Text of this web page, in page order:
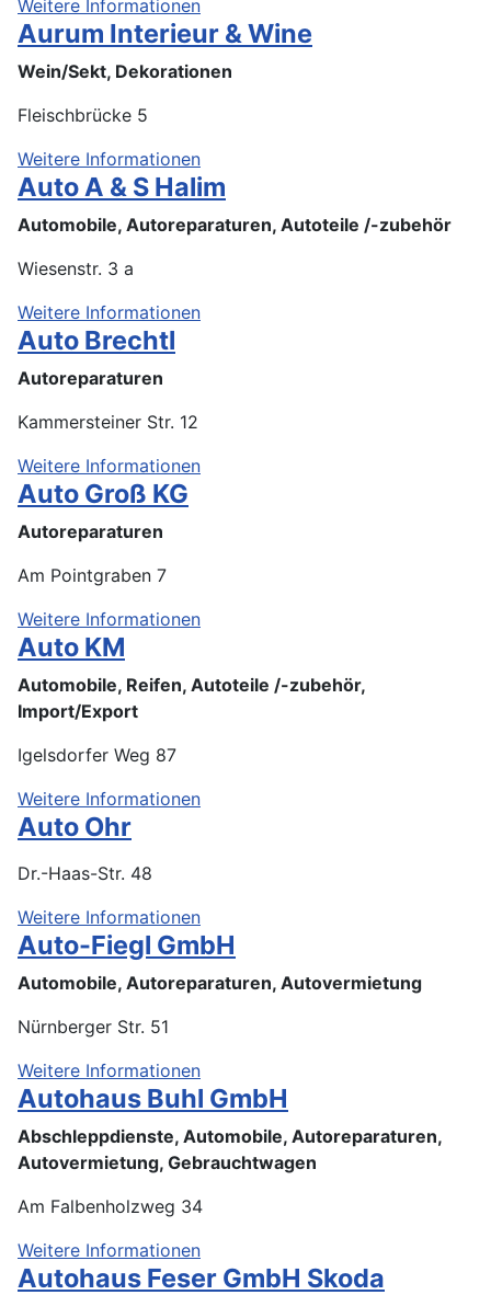
Weitere Informationen
Aurum Interieur & Wine
Wein/Sekt, Dekorationen
Fleischbrücke 5
Weitere Informationen
Auto A & S Halim
Automobile, Autoreparaturen, Autoteile /-zubehör
Wiesenstr. 3 a
Weitere Informationen
Auto Brechtl
Autoreparaturen
Kammersteiner Str. 12
Weitere Informationen
Auto Groß KG
Autoreparaturen
Am Pointgraben 7
Weitere Informationen
Auto KM
Automobile, Reifen, Autoteile /-zubehör,
Import/Export
Igelsdorfer Weg 87
Weitere Informationen
Auto Ohr
Dr.-Haas-Str. 48
Weitere Informationen
Auto-Fiegl GmbH
Automobile, Autoreparaturen, Autovermietung
Nürnberger Str. 51
Weitere Informationen
Autohaus Buhl GmbH
Abschleppdienste, Automobile, Autoreparaturen,
Autovermietung, Gebrauchtwagen
Am Falbenholzweg 34
Weitere Informationen
Autohaus Feser GmbH Skoda